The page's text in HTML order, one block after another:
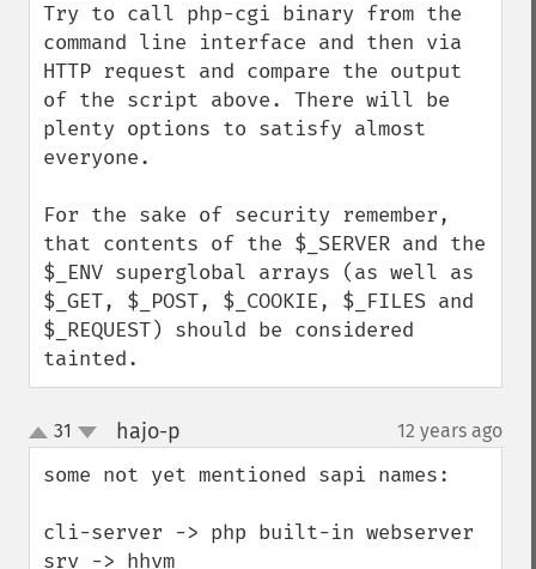
Try to call php-cgi binary from the
command line interface and then via
HTTP request and compare the output
of the script above. There will be
plenty options to satisfy almost
everyone.
For the sake of security remember,
that contents of the $_SERVER and the
$_ENV superglobal arrays (as well as
$_GET, $_POST, $_COOKIE, $_FILES and
$_REQUEST) should be considered
tainted.
up
down
31 hajo-p 12 years ago
some not yet mentioned sapi names:
cli-server -> php built-in webserver
srv -> hhvm